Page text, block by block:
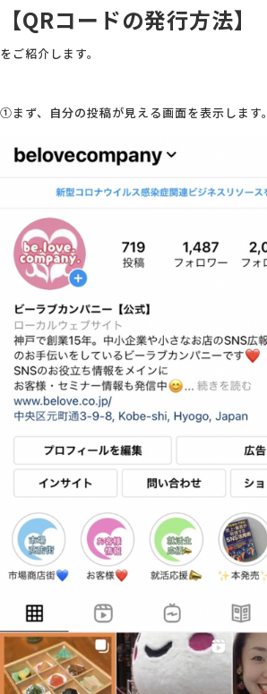
【QRコードの発行方法】
をご紹介します。
①まず、自分の投稿が見える画面を表示します。